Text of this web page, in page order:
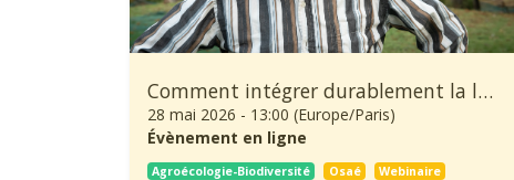
Comment intégrer durablement la lutte biologique dans la production de châtaignes ?
28 mai 2026 - 13:00 (Europe/Paris)
Évènement en ligne
Agroécologie-Biodiversité Osaé Webinaire